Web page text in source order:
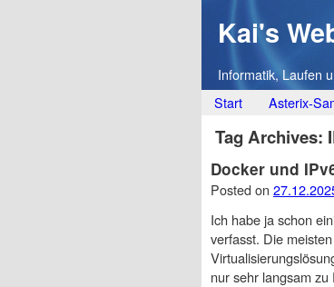
Kai's
Informatik, Laufen
Main menu
Skip
to
content
Start Asterix-
Tag Archives:
Docker und
Posted on
Ich habe ja schon
verfasst. Die
nur sehr langsam